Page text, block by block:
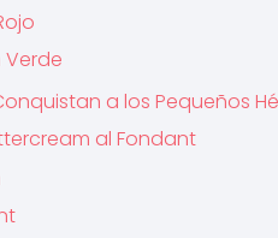
Verde
a los Pequeños
al Fondant